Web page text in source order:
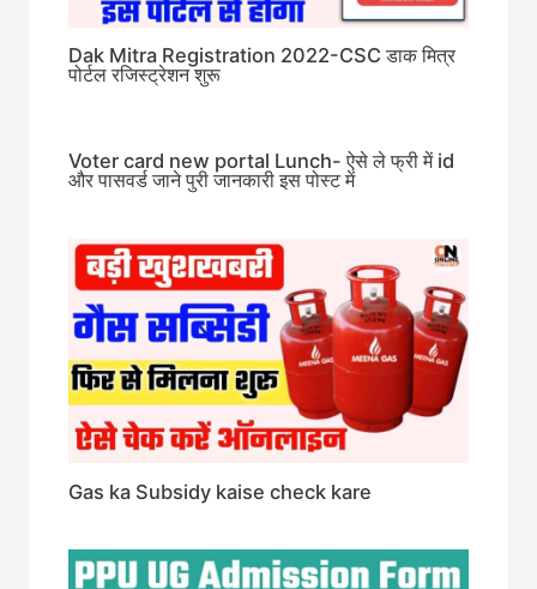
Dak Mitra Registration 2022-CSC डाक मित्र
पोर्टल रजिस्ट्रेशन शुरू
Voter card new portal Lunch- ऐसे ले फ्री में id
और पासवर्ड जाने पुरी जानकारी इस पोस्ट में
Gas ka Subsidy kaise check kare